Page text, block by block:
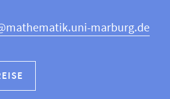
marburg.de